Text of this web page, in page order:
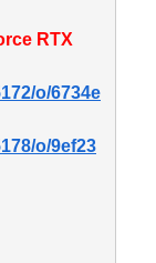
RTX
o/6734e
o/9ef23